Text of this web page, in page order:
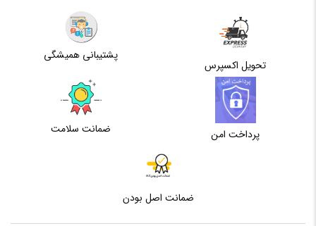
تحویل اکسپرس
پشتیبانی همیشگی
پرداخت امن ضمانت سلامت
ضمانت اصل بودن